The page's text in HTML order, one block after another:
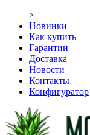
>
Новинки
Как купить
Гарантии
Доставка
Новости
Контакты
Конфигуратор